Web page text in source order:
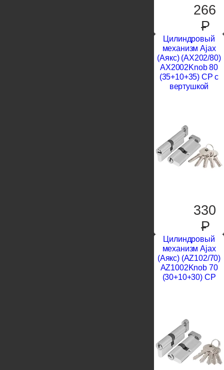
266
P
Цилиндровый
механизм Ajax
(Аякс) (AX202/80)
AX2002Knob 80
(35+10+35) CP с
вертушкой
330
P
Цилиндровый
механизм Ajax
(Аякс) (AZ102/70)
AZ1002Knob 70
(30+10+30) CP